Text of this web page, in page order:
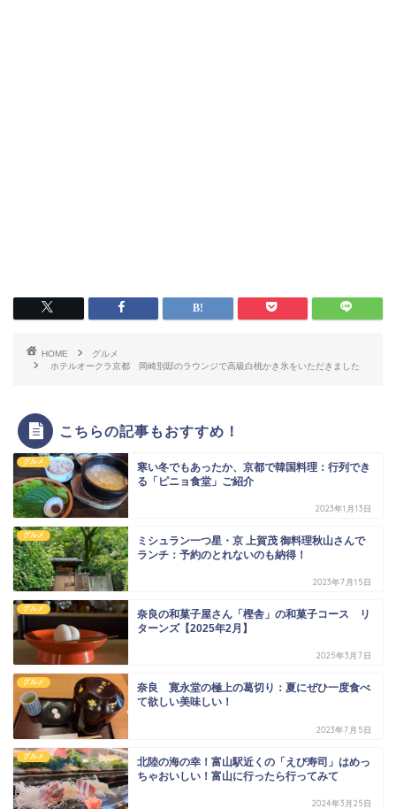
HOME
グルメ
ホテルオークラ京都 岡崎別邸のラウンジで高級白桃かき氷をいただきました
こちらの記事もおすすめ！
グルメ
寒い冬でもあったか、京都で韓国料理：行列でき
る「ピニョ食堂」ご紹介
2023年1月13日
グルメ
ミシュラン一つ星・京 上賀茂 御料理秋山さんで
ランチ：予約のとれないのも納得！
2023年7月15日
グルメ
奈良の和菓子屋さん「樫舎」の和菓子コース リ
ターンズ【2025年2月】
2025年3月7日
グルメ
奈良 寛永堂の極上の葛切り：夏にぜひ一度食べ
て欲しい美味しい！
2023年7月5日
グルメ
北陸の海の幸！富山駅近くの「えび寿司」はめっ
ちゃおいしい！富山に行ったら行ってみて
2024年3月25日